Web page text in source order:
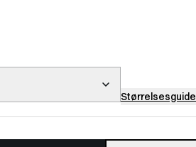
Størrelsesguide